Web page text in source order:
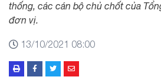
thống, các cán bộ chủ chốt của
đơn vị.
13/10/2021 08:00